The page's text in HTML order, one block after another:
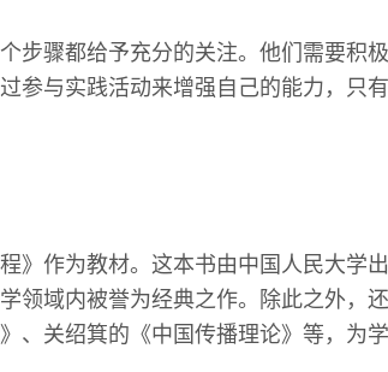
步骤都给予充分的关注。他们需要积极
参与实践活动来增强自己的能力，只
》作为教材。这本书由中国人民大学
领域内被誉为经典之作。除此之外，
、关绍箕的《中国传播理论》等，为